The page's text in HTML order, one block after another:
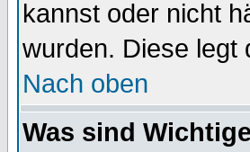
kannst oder nicht
wurden. Diese legt
Nach oben
Was sind